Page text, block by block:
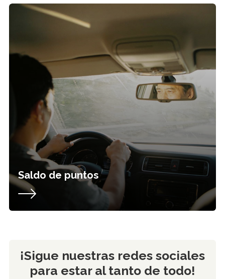
Saldo de puntos
¡Sigue nuestras redes sociales
para estar al tanto de todo!